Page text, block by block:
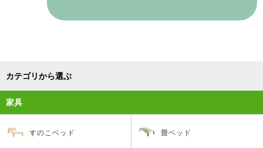
カテゴリから選ぶ
家具
すのこベッド 畳ベッド